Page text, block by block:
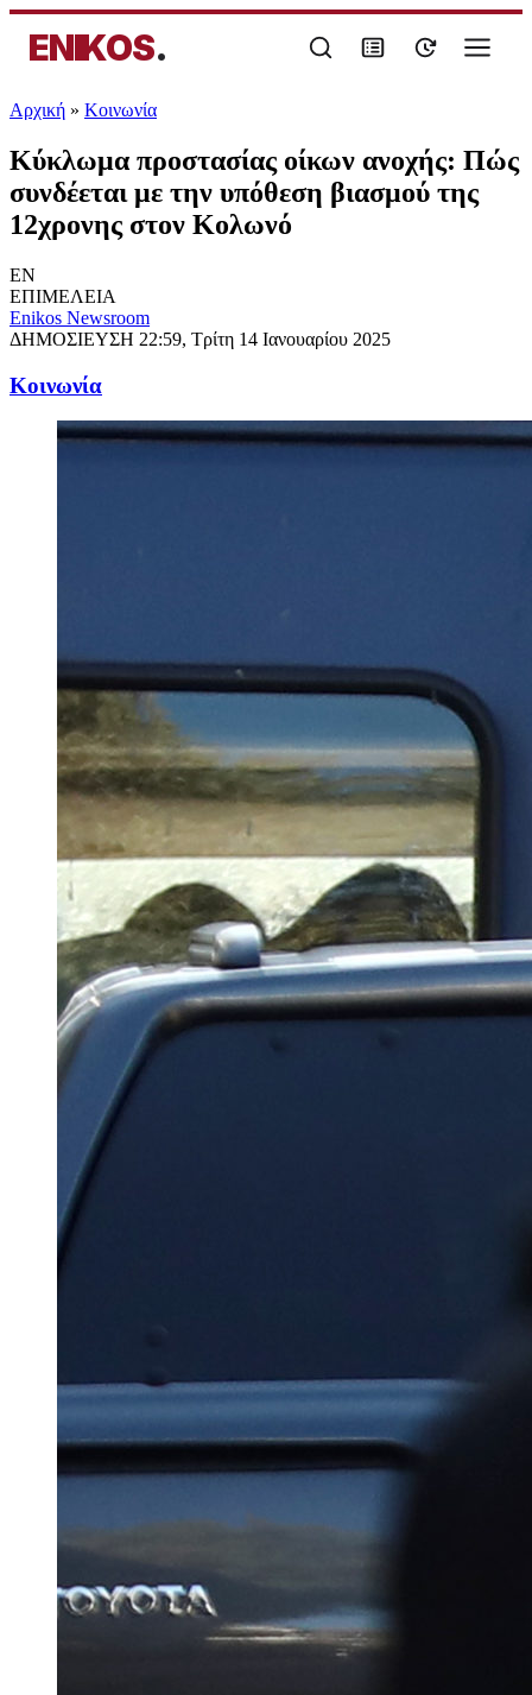
ENIKOS.
Αρχική » Κοινωνία
Κύκλωμα προστασίας οίκων ανοχής: Πώς
συνδέεται με την υπόθεση βιασμού της
12χρονης στον Κολωνό
EN
ΕΠΙΜΕΛΕΙΑ
Enikos Newsroom
ΔΗΜΟΣΙΕΥΣΗ 22:59, Τρίτη 14 Ιανουαρίου 2025
Κοινωνία